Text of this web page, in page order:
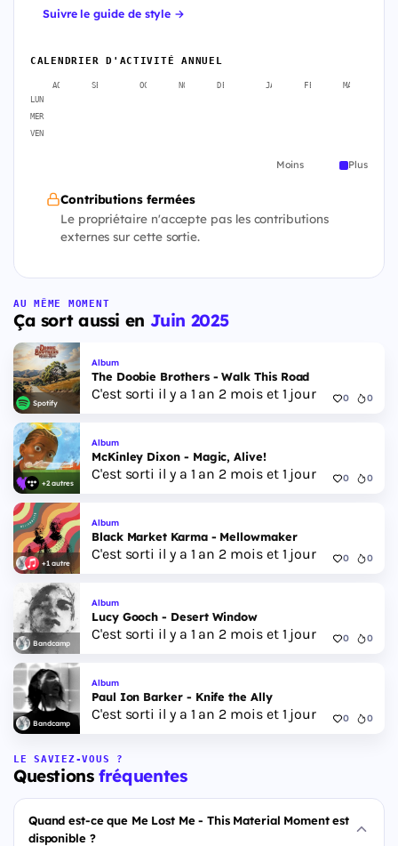
Suivre le guide de style →
CALENDRIER D'ACTIVITÉ ANNUEL
AOÛT SEPT. OCT. NOV. DÉC. JANV. FÉVR. MARS
LUN
MER
VEN
Moins Plus
Contributions fermées
Le propriétaire n'accepte pas les contributions
externes sur cette sortie.
AU MÊME MOMENT
Ça sort aussi en Juin 2025
Spotify
Album
The Doobie Brothers - Walk This Road
C'est sorti il y a 1 an 2 mois et 1 jour 0 0
+2 autres
Album
McKinley Dixon - Magic, Alive!
C'est sorti il y a 1 an 2 mois et 1 jour 0 0
+1 autre
Album
Black Market Karma - Mellowmaker
C'est sorti il y a 1 an 2 mois et 1 jour 0 0
Bandcamp
Album
Lucy Gooch - Desert Window
C'est sorti il y a 1 an 2 mois et 1 jour 0 0
Bandcamp
Album
Paul Ion Barker - Knife the Ally
C'est sorti il y a 1 an 2 mois et 1 jour 0 0
LE SAVIEZ-VOUS ?
Questionsfréquentes
Quand est-ce que Me Lost Me - This Material Moment est
disponible ?